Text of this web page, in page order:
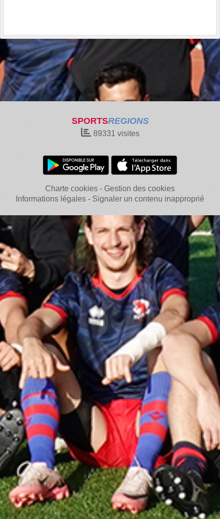
SPORTSREGIONS
89331 visites
Charte cookies
Gestion des cookies
Informations légales
Signaler un contenu inapproprié